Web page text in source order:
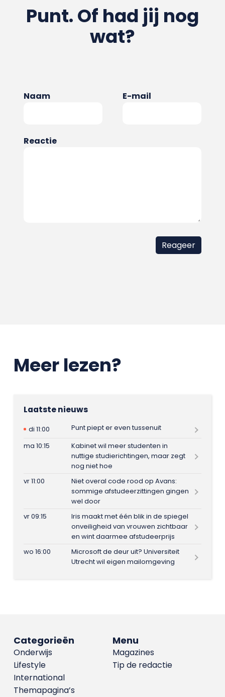
Punt. Of had jij nog
wat?
Naam E-mail
Reactie
Meer lezen?
Laatste nieuws
di 11:00
Punt piept er even tussenuit
ma 10:15
Kabinet wil meer studenten in
nuttige studierichtingen, maar zegt
nog niet hoe
vr 11:00
Niet overal code rood op Avans:
sommige afstudeerzittingen gingen
wel door
vr 09:15
Iris maakt met één blik in de spiegel
onveiligheid van vrouwen zichtbaar
en wint daarmee afstudeerprijs
wo 16:00
Microsoft de deur uit? Universiteit
Utrecht wil eigen mailomgeving
Menu
Magazines
Tip de redactie
Categorieën
Onderwijs
Lifestyle
International
Themapagina’s